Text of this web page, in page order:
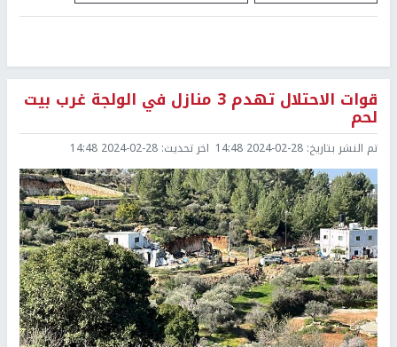
قوات الاحتلال تهدم 3 منازل في الولجة غرب بيت
لحم
تم النشر بتاريخ: 2024-02-28 14:48 اخر تحديث: 2024-02-28 14:48